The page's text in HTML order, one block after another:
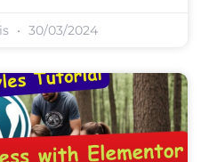
30/03/2024